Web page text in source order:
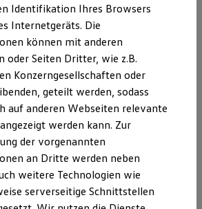
Kollektion
Kollektion
Drop
Ersatzteile
und HU/AU
und Checks
abweichen. Abgebildet sind
der Fahrzeuge gegen
verfügbaren Modelle und Ausstattungen.
Verbrauchs- und Emissionswerte beziehen
einzelnes Fahrzeug und sind nicht Bestandteil
Fahrzeugtypen.
und Zubehör(Anbauteile, Reifenformat
Fahrzeugparameter, wie z. B.
Aerodynamik verändern und neben
Verkehrsbedingungen sowie dem
den Kraftstoffverbrauch, den
Identifikation Ihres Browsers
Internetgeräts. Die
können mit anderen
oder Seiten Dritter, wie z.B.
Konzerngesellschaften oder
geteilt werden, sodass
auf anderen Webseiten relevante
werden kann. Zur
der vorgenannten
an Dritte werden neben
weitere Technologien wie
serverseitige Schnittstellen